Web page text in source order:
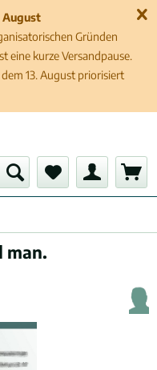
August
Gründen
eine kurze Versandpause.
13. August priorisiert
man.